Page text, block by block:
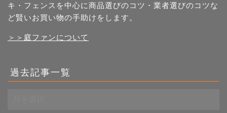
キ・フェンスを中心に商品選びのコツ・業者選びのコツな
ど賢いお買い物の手助けをします。
＞＞庭ファンについて
過去記事一覧